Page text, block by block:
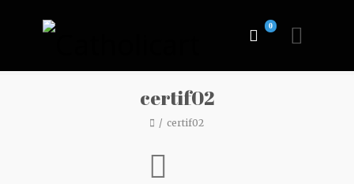
0
certif02
certif02